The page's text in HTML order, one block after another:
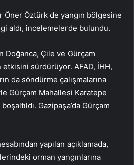
Öner Öztürk de yangın bölgesine
aldı, incelemelerde bulundu.
Doğanca, Çile ve Gürçam
sürdürüyor. AFAD, İHH,
da söndürme çalışmalarına
Gürçam Mahallesi Karatepe
Gazipaşa’da Gürçam
yapılan açıklamada,
orman yangınlarına